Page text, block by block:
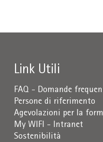
Link Utili
FAQ - Domande
Persone di riferimento
Agevolazioni per la
My WIFI - Intranet
Sostenibilità